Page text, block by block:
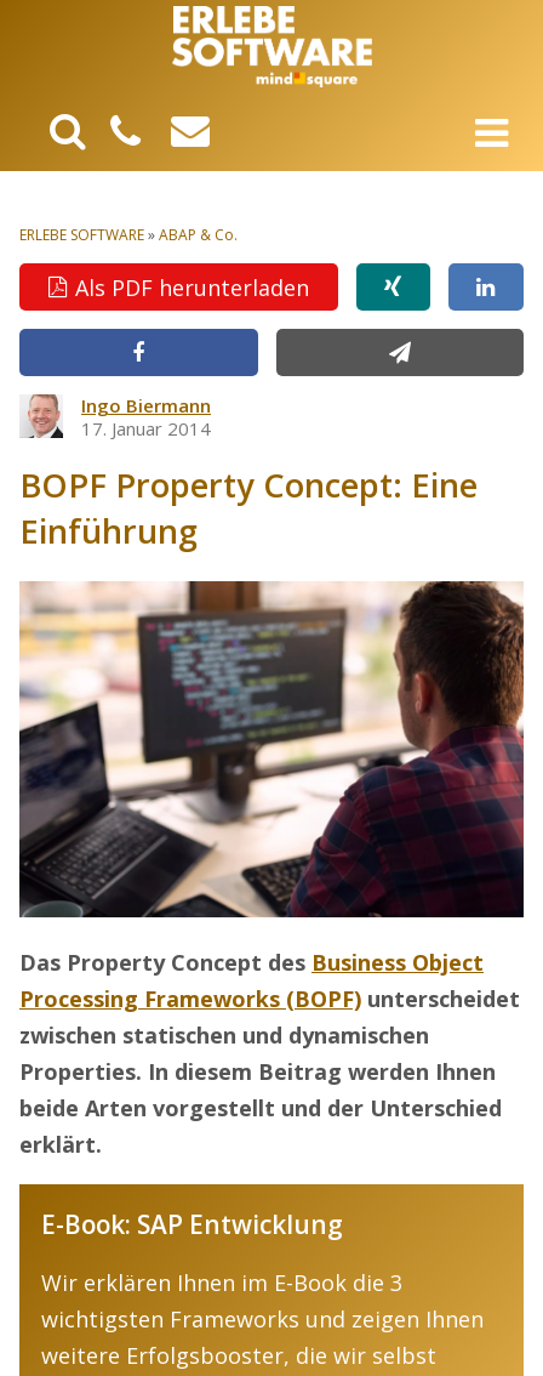
ERLEBE SOFTWARE»ABAP & Co.
Als PDF herunterladen
Ingo Biermann
17. Januar 2014
BOPF Property Concept: Eine
Einführung
Das Property Concept des Business Object
Processing Frameworks (BOPF) unterscheidet
zwischen statischen und dynamischen
Properties. In diesem Beitrag werden Ihnen
beide Arten vorgestellt und der Unterschied
erklärt.
E-Book: SAP Entwicklung
Wir erklären Ihnen im E-Book die 3
wichtigsten Frameworks und zeigen Ihnen
weitere Erfolgsbooster, die wir selbst